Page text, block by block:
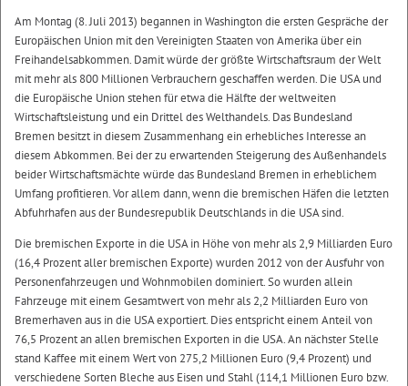
Am Montag (8. Juli 2013) begannen in Washington die ersten Gespräche der
Europäischen Union mit den Vereinigten Staaten von Amerika über ein
Freihandelsabkommen. Damit würde der größte Wirtschaftsraum der Welt
mit mehr als 800 Millionen Verbrauchern geschaffen werden. Die USA und
die Europäische Union stehen für etwa die Hälfte der weltweiten
Wirtschaftsleistung und ein Drittel des Welthandels. Das Bundesland
Bremen besitzt in diesem Zusammenhang ein erhebliches Interesse an
diesem Abkommen. Bei der zu erwartenden Steigerung des Außenhandels
beider Wirtschaftsmächte würde das Bundesland Bremen in erheblichem
Umfang profitieren. Vor allem dann, wenn die bremischen Häfen die letzten
Abfuhrhafen aus der Bundesrepublik Deutschlands in die USA sind.
Die bremischen Exporte in die USA in Höhe von mehr als 2,9 Milliarden Euro
(16,4 Prozent aller bremischen Exporte) wurden 2012 von der Ausfuhr von
Personenfahrzeugen und Wohnmobilen dominiert. So wurden allein
Fahrzeuge mit einem Gesamtwert von mehr als 2,2 Milliarden Euro von
Bremerhaven aus in die USA exportiert. Dies entspricht einem Anteil von
76,5 Prozent an allen bremischen Exporten in die USA. An nächster Stelle
stand Kaffee mit einem Wert von 275,2 Millionen Euro (9,4 Prozent) und
verschiedene Sorten Bleche aus Eisen und Stahl (114,1 Millionen Euro bzw.